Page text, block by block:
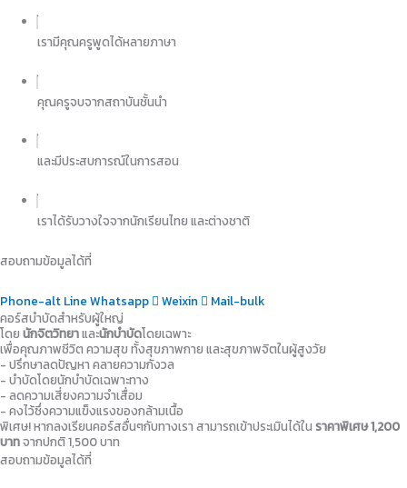
เรามีคุณครูพูดได้หลายภาษา
คุณครูจบจากสถาบันชั้น​นำ
และมีประสบการณ์ในการสอน​
เราได้รับวางใจจากนักเรียนไทย และต่างชาติ
สอบถามข้อมูลได้ที่
Phone-alt Line Whatsapp Weixin
Mail-bulk
คอร์สบำบัดสำหรับผู้ใหญ่
โดย นักจิตวิทยาและนักบำบัดโดยเฉพาะ
เพื่อคุณภาพชีวิต ความสุข ทั้งสุขภาพกาย และสุขภาพจิตในผู้สูงวัย
- ปรึกษาลดปัญหา คลายความกังวล
- บำบัดโดยนักบำบัดเฉพาะทาง
- ลดความเสี่ยงความจำเสื่อม
- คงไว้ซึ่งความแข็งแรงของกล้ามเนื้อ
พิเศษ! หากลงเรียนคอร์สอื่นๆกับทางเรา สามารถเข้าประเมินได้ใน ราคาพิเศษ 1,200
บาทจากปกติ 1,500 บาท
สอบถามข้อมูลได้ที่